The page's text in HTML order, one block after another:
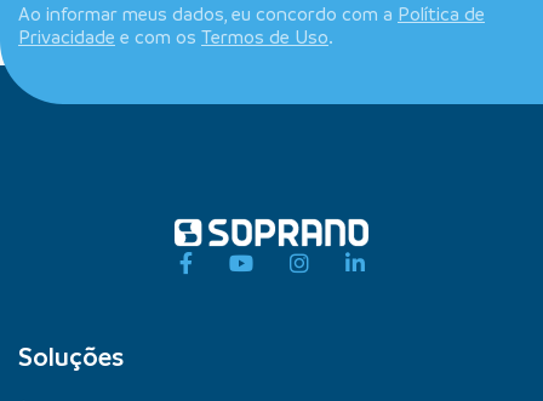
Ao informar meus dados, eu concordo com a Política de
Privacidade e com os Termos de Uso.
Soluções